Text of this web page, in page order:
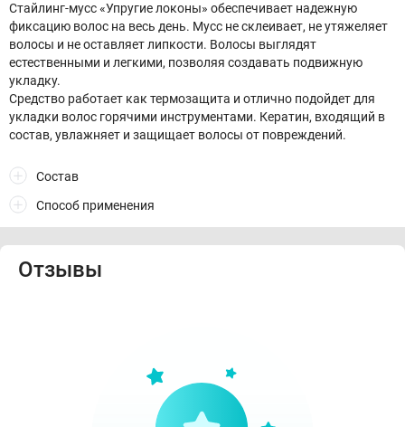
Стайлинг-мусс «Упругие локоны» обеспечивает надежную
фиксацию волос на весь день. Мусс не склеивает, не утяжеляет
волосы и не оставляет липкости. Волосы выглядят
естественными и легкими, позволяя создавать подвижную
укладку.
Средство работает как термозащита и отлично подойдет для
укладки волос горячими инструментами. Кератин, входящий в
состав, увлажняет и защищает волосы от повреждений.
Состав
Способ применения
Отзывы